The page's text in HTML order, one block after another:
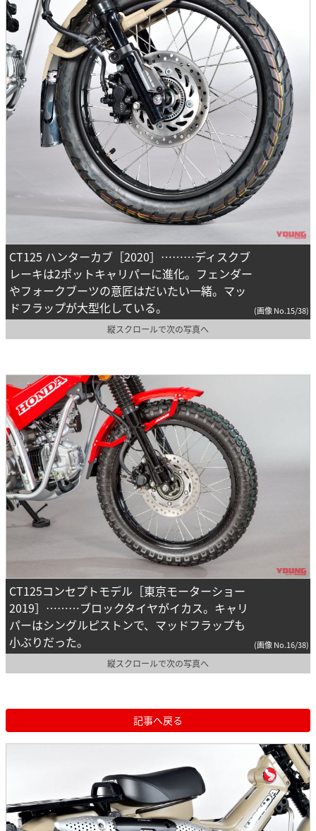
CT125 ハンターカブ［2020］………ディスクブ
レーキは2ポットキャリパーに進化。フェンダー
やフォークブーツの意匠はだいたい一緒。マッ
ドフラップが大型化している。
(画像 No.15/38)
縦スクロールで次の写真へ
CT125コンセプトモデル［東京モーターショー
2019］………ブロックタイヤがイカス。キャリ
パーはシングルピストンで、マッドフラップも
小ぶりだった。
(画像 No.16/38)
縦スクロールで次の写真へ
記事へ戻る